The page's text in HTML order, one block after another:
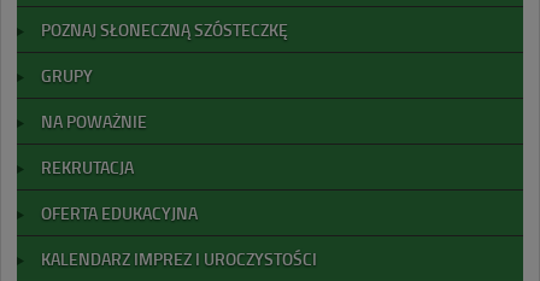
POZNAJ SŁONECZNĄ SZÓSTECZKĘ
GRUPY
NA POWAŻNIE
REKRUTACJA
OFERTA EDUKACYJNA
KALENDARZ IMPREZ I UROCZYSTOŚCI